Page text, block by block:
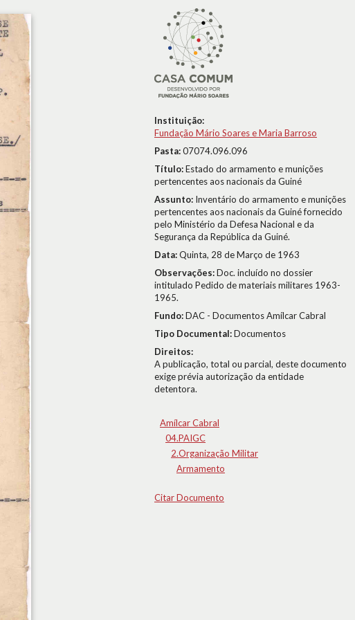
Instituição:
Fundação Mário Soares e Maria Barroso
Pasta:07074.096.096
Título:Estado do armamento e munições
pertencentes aos nacionais da Guiné
Assunto: Inventário do armamento e munições
pertencentes aos nacionais da Guiné fornecido
pelo Ministério da Defesa Nacional e da
Segurança da República da Guiné.
Data:Quinta, 28 de Março de 1963
Observações:Doc. incluído no dossier
intitulado Pedido de materiais militares 1963-
1965.
Fundo:DAC - Documentos Amílcar Cabral
Tipo Documental:Documentos
Direitos:
A publicação, total ou parcial, deste documento
exige prévia autorização da entidade
detentora.
Amílcar Cabral
04.PAIGC
2.Organização Militar
Armamento
Citar Documento